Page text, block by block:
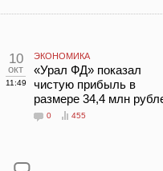
10
окт
11:49
ЭКОНОМИКА
«Урал ФД» показал
чистую прибыль в
размере 34,4 млн
0 455